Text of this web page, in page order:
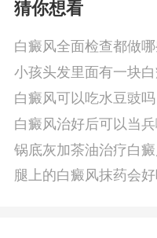
猜你想看
白癜风全面检查都做
小孩头发里面有一块
白癜风可以吃水豆豉吗
白癜风治好后可以当
锅底灰加茶油治疗白
腿上的白癜风抹药会